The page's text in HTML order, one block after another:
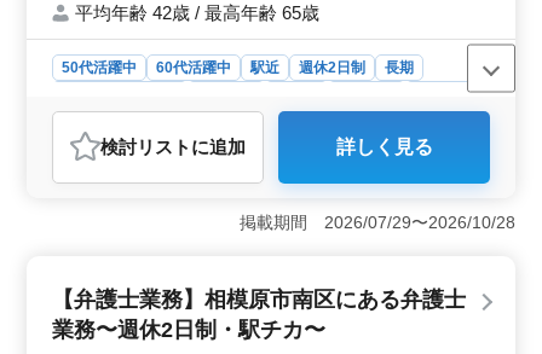
までの経験を活かして頂ける方のご応募お待
ちしております★
平均年齢 42歳 / 最高年齢 65歳
50代活躍中 60代活躍中 駅近 週休2日制
長期
業務委託
おすすめポイント
＜魅力的なポイント＞ 50代以上の経験豊富な方がチー
ムを支え、積極的に活躍中です。交通費実費支給で通勤
の負担を軽減し、仕事に集中できます。残業が少なく、
件、債務整理など、多岐にわたる法的問題に対処できる
幅広い業務内容が魅力。経験者ならではの高度な専門知
検討リスト に追加 詳しく見る
掲載期間 2026/07/29〜2026/10/28
【弁護士業務】相模原市南区にある弁護士
業務〜週休2日制・駅チカ〜